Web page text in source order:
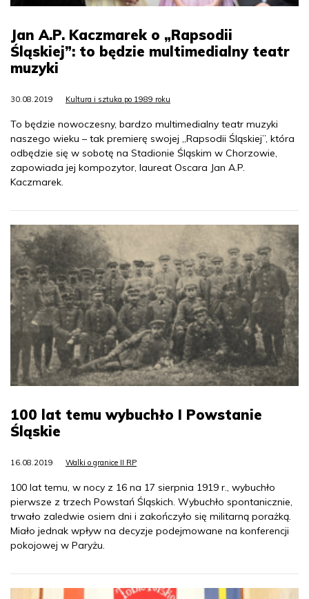
Jan A.P. Kaczmarek o „Rapsodii
Śląskiej”: to będzie multimedialny teatr
muzyki
30.08.2019 Kultura i sztuka po 1989 roku
To będzie nowoczesny, bardzo multimedialny teatr muzyki
naszego wieku – tak premierę swojej „Rapsodii Śląskiej”, która
odbędzie się w sobotę na Stadionie Śląskim w Chorzowie,
zapowiada jej kompozytor, laureat Oscara Jan A.P.
Kaczmarek.
100 lat temu wybuchło I Powstanie
Śląskie
16.08.2019 Walki o granice II RP
100 lat temu, w nocy z 16 na 17 sierpnia 1919 r., wybuchło
pierwsze z trzech Powstań Śląskich. Wybuchło spontanicznie,
trwało zaledwie osiem dni i zakończyło się militarną porażką.
Miało jednak wpływ na decyzje podejmowane na konferencji
pokojowej w Paryżu.